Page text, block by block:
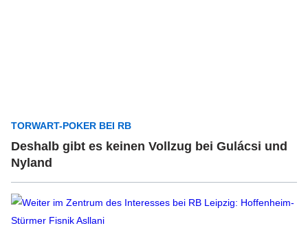
TORWART-POKER BEI RB
Deshalb gibt es keinen Vollzug bei Gulácsi und
Nyland